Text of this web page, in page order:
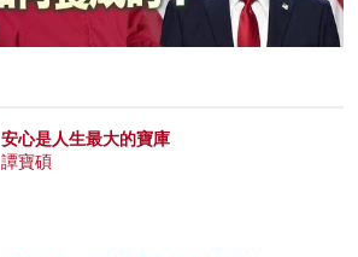
安心是人生最大的寶庫
譚寶碩